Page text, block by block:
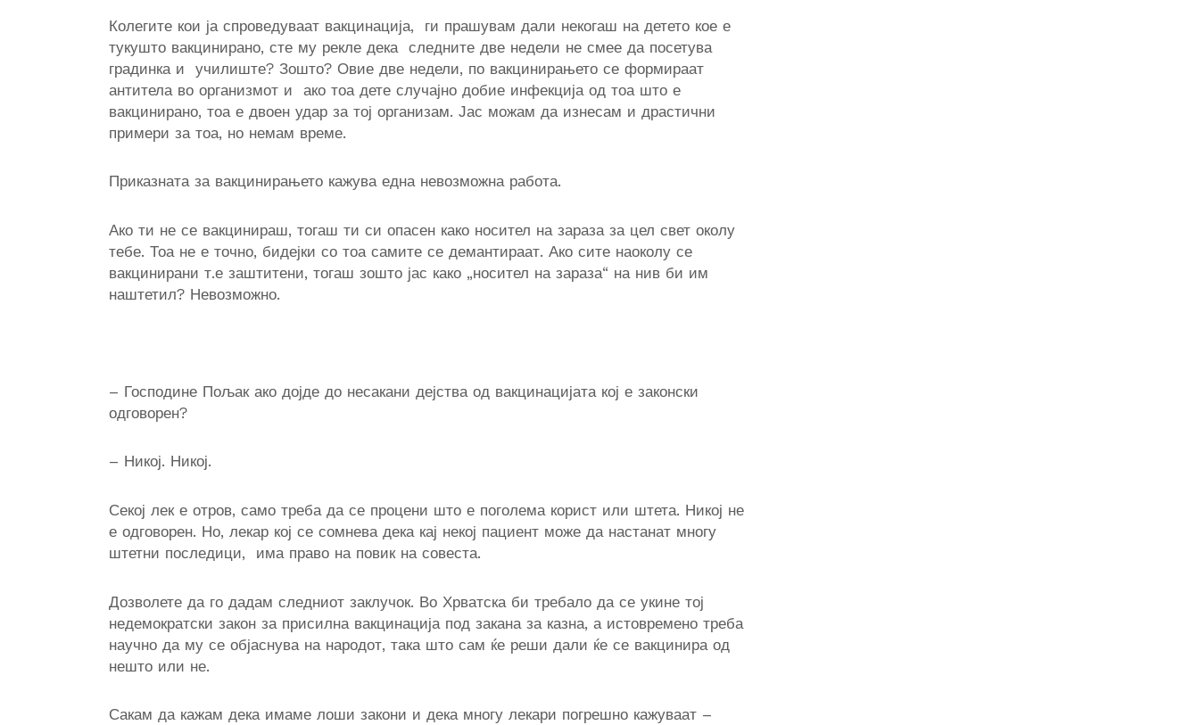
Колегите кои ја спроведуваат вакцинација, ги прашувам дали некогаш на детето кое е
тукушто вакцинирано, сте му рекле дека следните две недели не смее да посетува
градинка и училиште? Зошто? Овие две недели, по вакцинирањето се формираат
антитела во организмот и ако тоа дете случајно добие инфекција од тоа што е
вакцинирано, тоа е двоен удар за тој организам. Јас можам да изнесам и драстични
примери за тоа, но немам време.
Приказната за вакцинирањето кажува една невозможна работа.
Ако ти не се вакцинираш, тогаш ти си опасен како носител на зараза за цел свет околу
тебе. Тоа не е точно, бидејки со тоа самите се демантираат. Ако сите наоколу се
вакцинирани т.е заштитени, тогаш зошто јас како „носител на зараза“ на нив би им
наштетил? Невозможно.
– Господине Пољак ако дојде до несакани дејства од вакцинацијата кој е законски
одговорен?
– Никој. Никој.
Секој лек е отров, само треба да се процени што е поголема корист или штета. Никој не
е одговорен. Но, лекар кој се сомнева дека кај некој пациент може да настанат многу
штетни последици, има право на повик на совеста.
Дозволете да го дадам следниот заклучок. Во Хрватска би требало да се укине тој
недемократски закон за присилна вакцинација под закана за казна, а истовремено треба
научно да му се објаснува на народот, така што сам ќе реши дали ќе се вакцинира од
нешто или не.
Сакам да кажам дека имаме лоши закони и дека многу лекари погрешно кажуваат –